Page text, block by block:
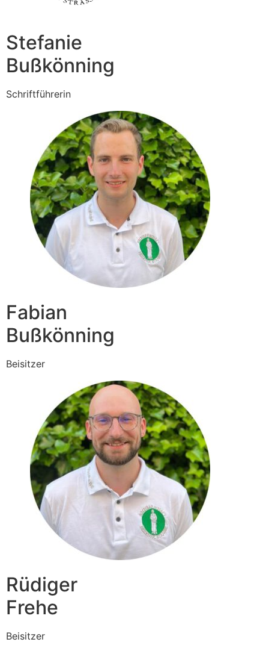
Stefanie
Bußkönning
Schriftführerin
Fabian
Bußkönning
Beisitzer
Rüdiger
Frehe
Beisitzer